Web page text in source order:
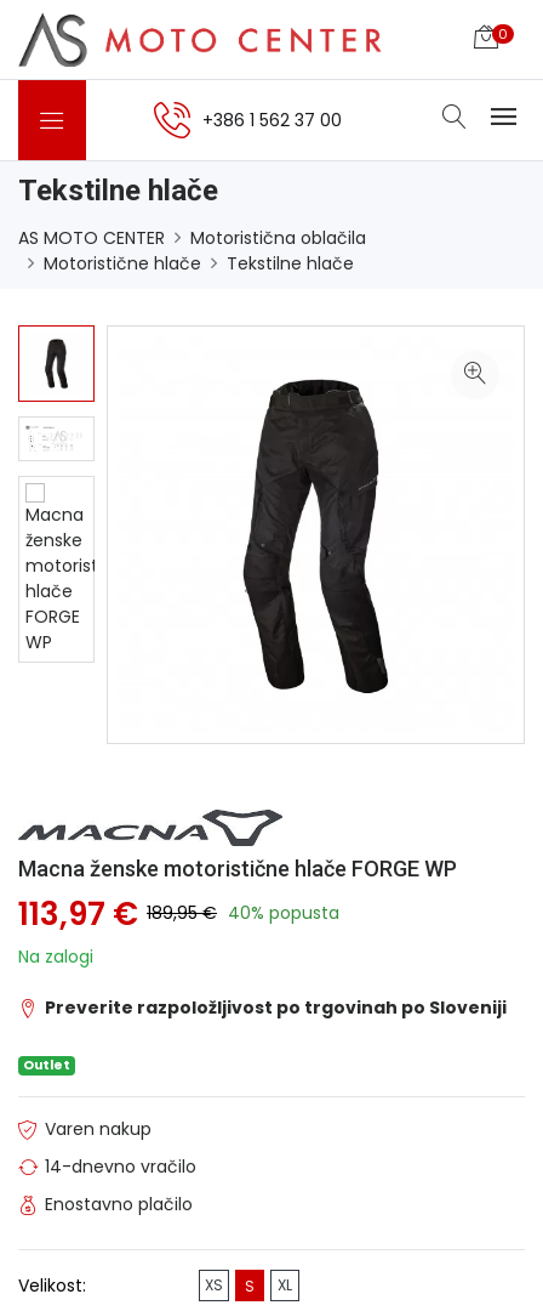
0
+386 1 562 37 00
Tekstilne hlače
AS MOTO CENTER
Motoristična oblačila
Motoristične hlače
Tekstilne hlače
Macna ženske motoristične hlače FORGE WP
113,97 € 189,95 € 40% popusta
Na zalogi
Preverite razpoložljivost po trgovinah po Sloveniji
Outlet
Varen nakup
14-dnevno vračilo
Enostavno plačilo
Velikost: XS S XL